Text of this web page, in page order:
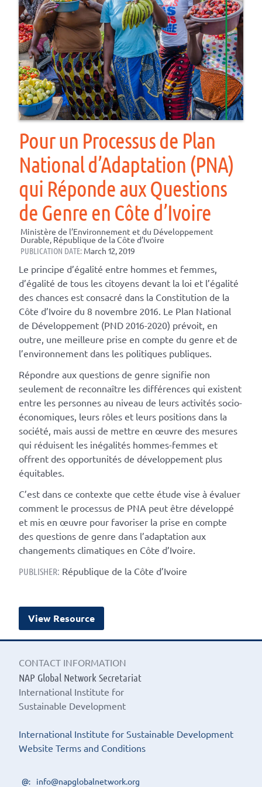
Pour un Processus de Plan
National d’Adaptation (PNA)
qui Réponde aux Questions
de Genre en Côte d’Ivoire
Ministère de l’Environnement et du Développement
Durable, République de la Côte d’Ivoire
PUBLICATION DATE: March 12, 2019
Le principe d’égalité entre hommes et femmes,
d’égalité de tous les citoyens devant la loi et l’égalité
des chances est consacré dans la Constitution de la
Côte d’Ivoire du 8 novembre 2016. Le Plan National
de Développement (PND 2016-2020) prévoit, en
outre, une meilleure prise en compte du genre et de
l’environnement dans les politiques publiques.
Répondre aux questions de genre signifie non
seulement de reconnaître les différences qui existent
entre les personnes au niveau de leurs activités socio-
économiques, leurs rôles et leurs positions dans la
société, mais aussi de mettre en œuvre des mesures
qui réduisent les inégalités hommes-femmes et
offrent des opportunités de développement plus
équitables.
C’est dans ce contexte que cette étude vise à évaluer
comment le processus de PNA peut être développé
et mis en œuvre pour favoriser la prise en compte
des questions de genre dans l’adaptation aux
changements climatiques en Côte d’Ivoire.
PUBLISHER: République de la Côte d’Ivoire
View Resource
CONTACT INFORMATION
NAP Global Network Secretariat
International Institute for
Sustainable Development
International Institute for Sustainable Development
Website Terms and Conditions
info@napglobalnetwork.org